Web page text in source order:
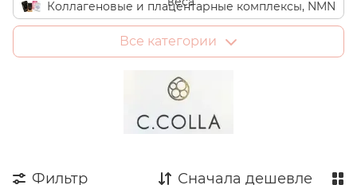
Коллагеновые и плацентарные комплексы, NMN
Японские сладости Дом
Все категории
Фильтр Сначала дешевле